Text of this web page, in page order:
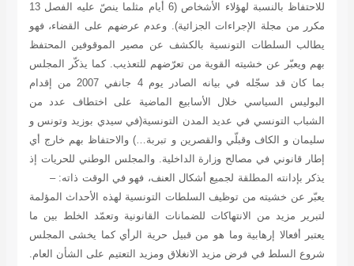
للاحتفاظ بالنسبة لهؤلاء الأشخاص (6 أيام مثلما ينصّ عليه الفصل 13
مكرر من مجلة الإجراءات الجزائية). وعدم عرضهم على القضاء، فهو
يطالب السلطات التونسية بالكشف عن مصير الموقوفين المحتفظ
بهم ويعبّر عن خشيته القوية من تعرّضهم للتعذيب. كما يذكّر المجلس
بما كان قد سجّله في بيانه الصادر يوم 4 جانفي 2007 من إقدام
البوليس السياسي خلال الأسابيع الماضية على اختطاف عدد من
الشباب التونسي في عديد المدن التونسية(في سيدي بوزيد وتونس و
سليمان و الكاف وقبلّي والقصرين و تبربة…) والاحتفاظ بهم خارج أي
إطار قانوني في مصالح وزارة الداخلية. والمجلس الوطني للحريات إذ
يذكر بإدانته المطلقة لجميع أشكال العنف، فهو في الوقت ذاته: –
يعبّر عن خشيته من توظيف السلطات التونسية لهذه الأحداث المؤلمة
لتبرير مزيد من الانتهاكات للضمانات القانونية وتعمّد الخلط بين ما
يعتبر أفعالا إرهابية وما هو من قبيل حرية الرأي كما يخشى المجلس
شروع السلط في فرض مزيد الانغلاق ومزيد التعتيم على الشأن العام.